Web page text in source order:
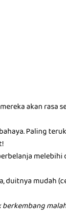
akan rasa
Paling
duitnya mudah
berkembang